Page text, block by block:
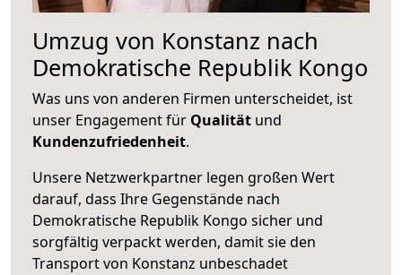
Umzug von Konstanz nach
Demokratische Republik Kongo
Was uns von anderen Firmen unterscheidet, ist
unser Engagement für Qualität und
Kundenzufriedenheit.
Unsere Netzwerkpartner legen großen Wert
darauf, dass Ihre Gegenstände nach
Demokratische Republik Kongo sicher und
sorgfältig verpackt werden, damit sie den
Transport von Konstanz unbeschadet